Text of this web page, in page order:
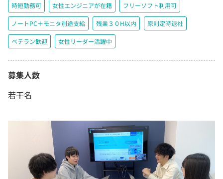
時短勤務可 女性エンジニアが在籍 フリーソフト利用可
ノートPC＋モニタ別途支給 残業３０H以内 原則定時退社
ベテラン歓迎 女性リーダー活躍中
募集人数
若干名